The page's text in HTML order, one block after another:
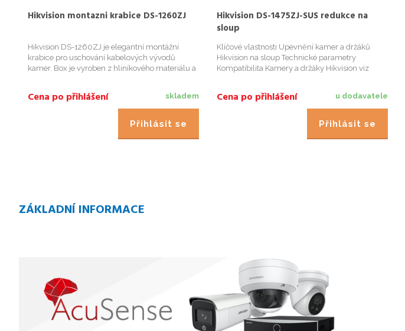
Hikvision montazni krabice DS-1260ZJ
Hikvision DS-1260ZJ je elegantní montážní
krabice pro uschování kabelových vývodů
kamer. Box je vyroben z hliníkového materiálu a
krytky otvorů, nikoliv však průchodky. P...skladem
Cena po přihlášení
Přihlásit se
Hikvision DS-1475ZJ-SUS redukce na
sloup
Klíčové vlastnosti Upevnění kamer a držáků
Hikvision na sloup Technické parametry
Kompatibilita Kamery a držáky Hikvision viz
127mm Rozměry 127×46×250mm Hmotnost
u dodavatele
Cena po přihlášení
Přihlásit se
ZÁKLADNÍ INFORMACE